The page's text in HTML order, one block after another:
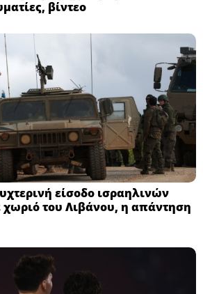
βίντεο
είσοδο ισραηλινών
του Λιβάνου, η απάντηση